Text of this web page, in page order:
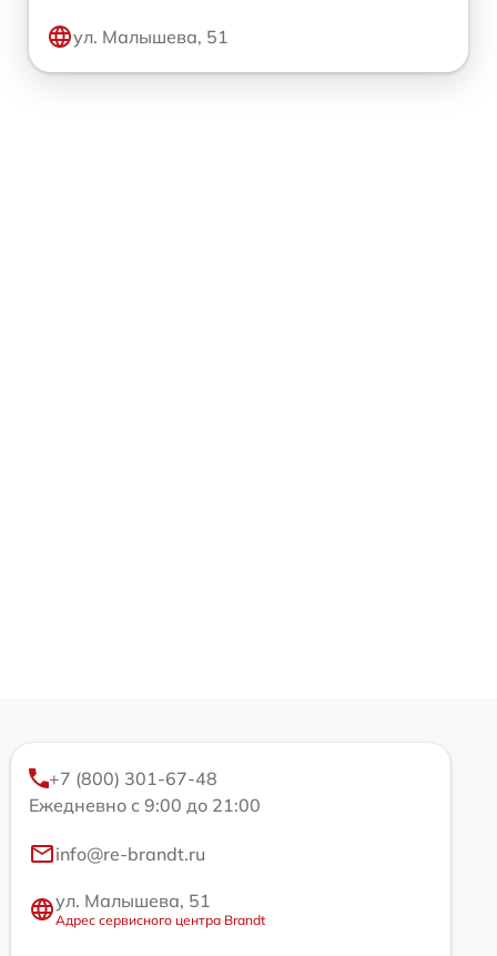
ул. Малышева, 51
+7 (800) 301-67-48
Ежедневно с 9:00 до 21:00
info@re-brandt.ru
ул. Малышева, 51
Адрес сервисного центра Brandt